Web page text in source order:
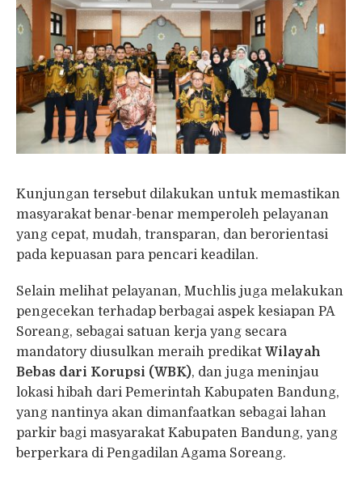
Kunjungan tersebut dilakukan untuk memastikan
masyarakat benar-benar memperoleh pelayanan
yang cepat, mudah, transparan, dan berorientasi
pada kepuasan para pencari keadilan.
Selain melihat pelayanan, Muchlis juga melakukan
pengecekan terhadap berbagai aspek kesiapan PA
Soreang, sebagai satuan kerja yang secara
mandatory diusulkan meraih predikat Wilayah
Bebas dari Korupsi (WBK), dan juga meninjau
lokasi hibah dari Pemerintah Kabupaten Bandung,
yang nantinya akan dimanfaatkan sebagai lahan
parkir bagi masyarakat Kabupaten Bandung, yang
berperkara di Pengadilan Agama Soreang.